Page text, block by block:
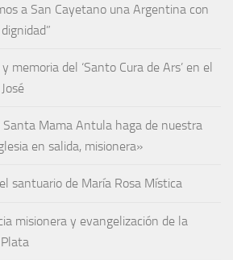
a San Cayetano una Argentina con
memoria del ‘Santo Cura de Ars’ en el
Santa Mama Antula haga de nuestra
en salida, misionera»
santuario de María Rosa Mística
misionera y evangelización de la